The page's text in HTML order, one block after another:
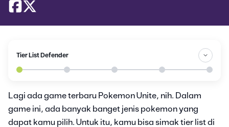
Tier List Defender
Lagi ada game terbaru Pokemon Unite, nih. Dalam
game ini, ada banyak banget jenis pokemon yang
dapat kamu pilih. Untuk itu, kamu bisa simak tier list di